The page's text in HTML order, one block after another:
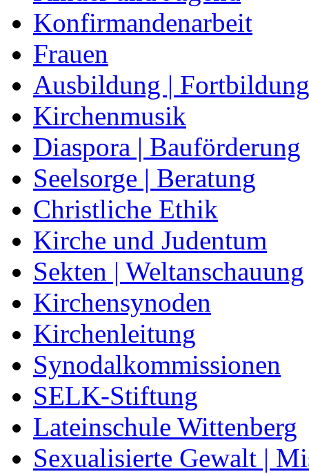
Konfirmandenarbeit
Frauen
Ausbildung | Fortbildung
Kirchenmusik
Diaspora | Bauförderung
Seelsorge | Beratung
Christliche Ethik
Kirche und Judentum
Sekten | Weltanschauung
Kirchensynoden
Kirchenleitung
Synodalkommissionen
SELK-Stiftung
Lateinschule Wittenberg
Sexualisierte Gewalt |